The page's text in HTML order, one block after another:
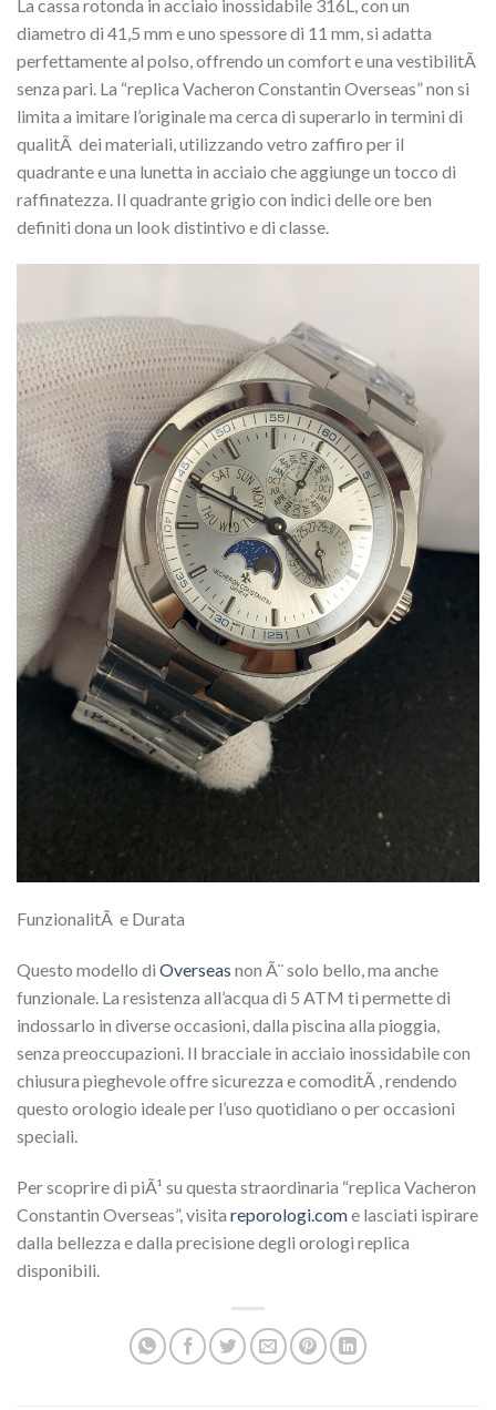
La cassa rotonda in acciaio inossidabile 316L, con un
diametro di 41,5 mm e uno spessore di 11 mm, si adatta
perfettamente al polso, offrendo un comfort e una vestibilitÃ
senza pari. La “replica Vacheron Constantin Overseas” non si
limita a imitare l’originale ma cerca di superarlo in termini di
qualitÃ dei materiali, utilizzando vetro zaffiro per il
quadrante e una lunetta in acciaio che aggiunge un tocco di
raffinatezza. Il quadrante grigio con indici delle ore ben
definiti dona un look distintivo e di classe.
FunzionalitÃ e Durata
Questo modello di Overseas non Ã¨ solo bello, ma anche
funzionale. La resistenza all’acqua di 5 ATM ti permette di
indossarlo in diverse occasioni, dalla piscina alla pioggia,
senza preoccupazioni. Il bracciale in acciaio inossidabile con
chiusura pieghevole offre sicurezza e comoditÃ , rendendo
questo orologio ideale per l’uso quotidiano o per occasioni
speciali.
Per scoprire di piÃ¹ su questa straordinaria “replica Vacheron
Constantin Overseas”, visita reporologi.come lasciati ispirare
dalla bellezza e dalla precisione degli orologi replica
disponibili.